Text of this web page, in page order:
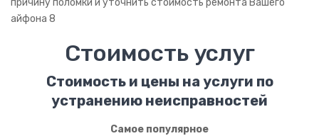
Медиаплеер
Клавиатура
Смартфоны
айфона 8
Стоимость услуг
Стоимость и цены на услуги по
устранению неисправностей
Самое популярное